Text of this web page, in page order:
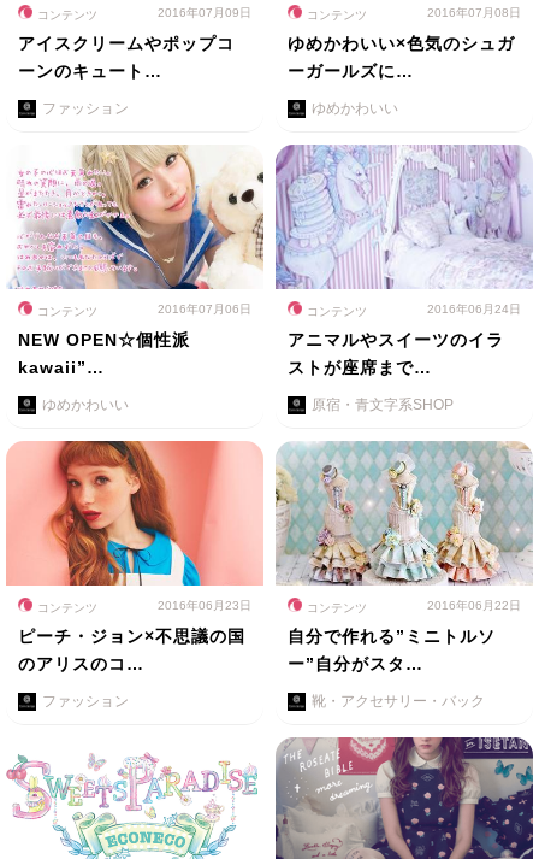
コンテンツ 2016年07月09日
アイスクリームやポップコ
ーンのキュート…
ファッション
コンテンツ 2016年07月08日
ゆめかわいい×色気のシュガ
ーガールズに…
ゆめかわいい
コンテンツ 2016年07月06日
NEW OPEN☆個性派
kawaii”…
ゆめかわいい
コンテンツ 2016年06月24日
アニマルやスイーツのイラ
ストが座席まで…
原宿・青文字系SHOP
コンテンツ 2016年06月23日
ピーチ・ジョン×不思議の国
のアリスのコ…
ファッション
コンテンツ 2016年06月22日
自分で作れる”ミニトルソ
ー”自分がスタ…
靴・アクセサリー・バック